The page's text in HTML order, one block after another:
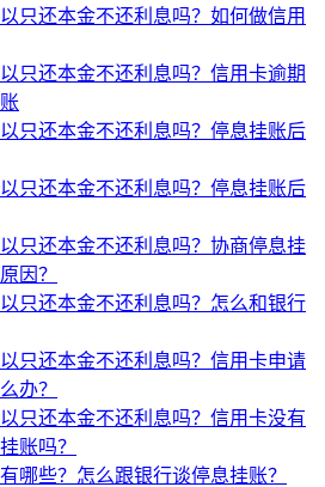
只还本金不还利息吗？如何做信用
只还本金不还利息吗？信用卡逾期
只还本金不还利息吗？停息挂账后
只还本金不还利息吗？停息挂账后
只还本金不还利息吗？协商停息挂
因？
只还本金不还利息吗？怎么和银行
只还本金不还利息吗？信用卡申请
办？
只还本金不还利息吗？信用卡没有
账吗？
哪些？怎么跟银行谈停息挂账？